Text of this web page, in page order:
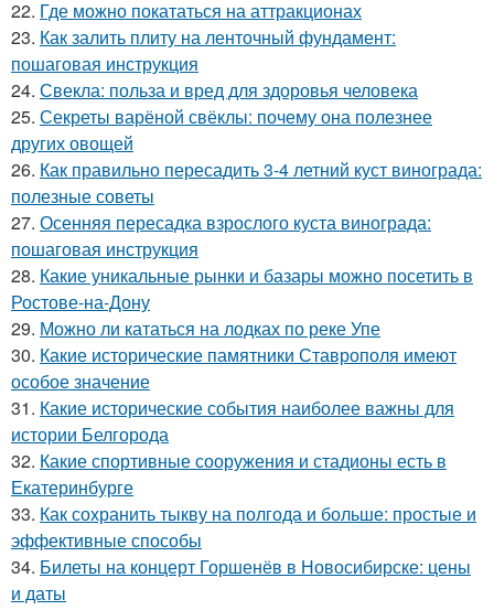
22. Где можно покататься на аттракционах
23. Как залить плиту на ленточный фундамент:
пошаговая инструкция
24. Свекла: польза и вред для здоровья человека
25. Секреты варёной свёклы: почему она полезнее
других овощей
26. Как правильно пересадить 3-4 летний куст винограда:
полезные советы
27. Осенняя пересадка взрослого куста винограда:
пошаговая инструкция
28. Какие уникальные рынки и базары можно посетить в
Ростове-на-Дону
29. Можно ли кататься на лодках по реке Упе
30. Какие исторические памятники Ставрополя имеют
особое значение
31. Какие исторические события наиболее важны для
истории Белгорода
32. Какие спортивные сооружения и стадионы есть в
Екатеринбурге
33. Как сохранить тыкву на полгода и больше: простые и
эффективные способы
34. Билеты на концерт Горшенёв в Новосибирске: цены
и даты